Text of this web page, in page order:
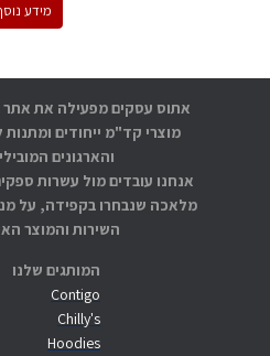
מידע
המותגים שלנו
Contigo
Chilly's
Hoodies
מוצרי קד"מ ייחודים
והארגונים
אנחנו עובדים מול עשרות
מלאכה שנבחרו בקפידה, על
השירות והמוצר